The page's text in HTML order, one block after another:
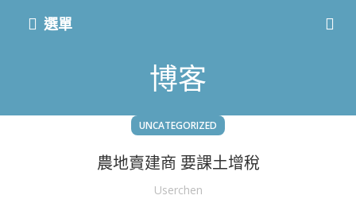
選單
博客
UNCATEGORIZED
農地賣建商 要課土增稅
Userchen